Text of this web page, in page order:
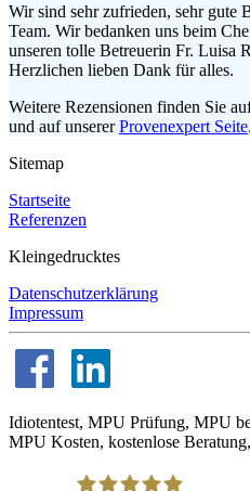
Wir sind sehr zufrieden, sehr gute
Team. Wir bedanken uns beim
unseren tolle Betreuerin Fr. Luisa
Herzlichen lieben Dank für alles.
Weitere Rezensionen finden Sie
und auf unsererProvenexpert Seite.
Sitemap
Startseite
Referenzen
Kleingedrucktes
Datenschutzerklärung
Impressum
Idiotentest, MPU Prüfung, MPU
MPU Kosten, kostenlose